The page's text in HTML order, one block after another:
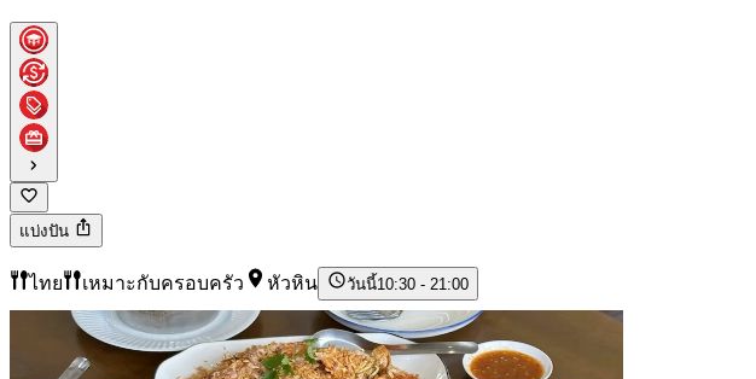
แบ่งปัน
ไทย เหมาะกับครอบครัว หัวหิน วันนี้10:30 - 21:00